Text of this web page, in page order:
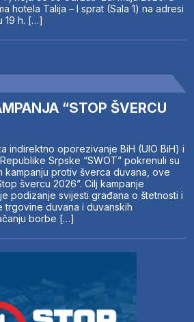
hotela Talija – I sprat (Sala 1) na adresi
19 h. […]
“STOP ŠVERCU
indirektno oporezivanje BiH (UIO BiH) i
Srpske “SWOT” pokrenuli su
kampanju protiv šverca duvana, ove
švercu 2026”. Cilj kampanje
podizanje svijesti građana o štetnosti i
trgovine duvana i duvanskih
borbe […]